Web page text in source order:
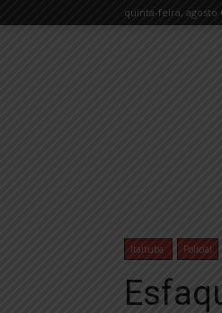
quinta-feira, agosto
Itaituba Policial